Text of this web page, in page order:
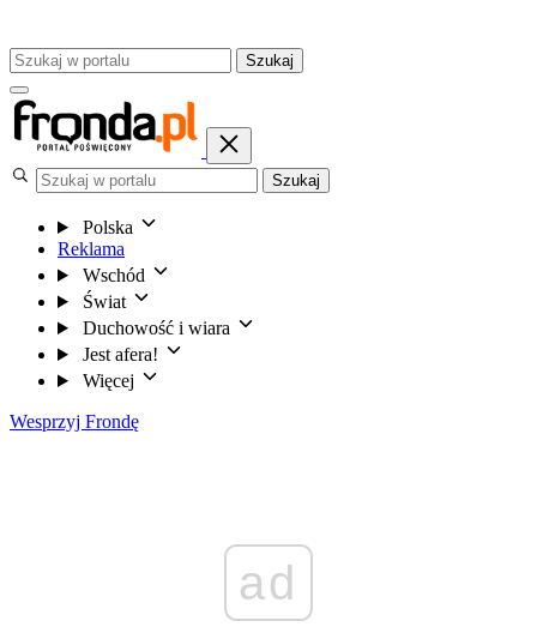
Szukaj
Szukaj
Polska
Reklama
Wschód
Świat
Duchowość i wiara
Jest afera!
Więcej
Wesprzyj Frondę
ad